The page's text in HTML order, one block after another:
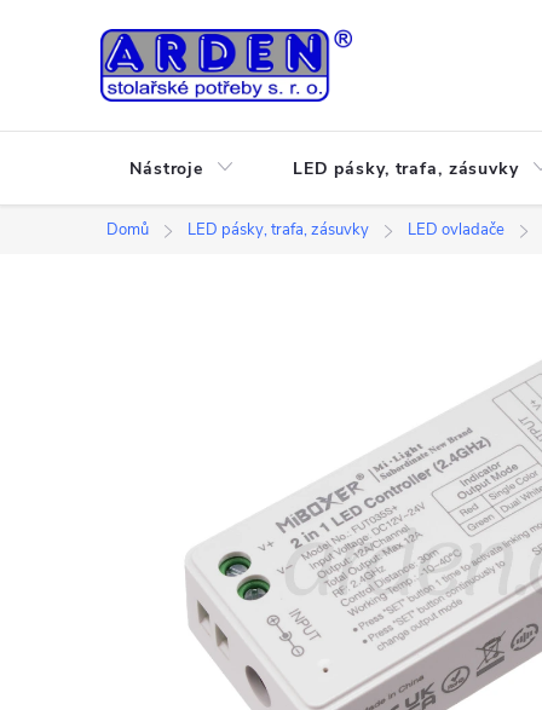
Nástroje LED pásky, trafa, zásuvky
Domů LED pásky, trafa, zásuvky LED ovladače